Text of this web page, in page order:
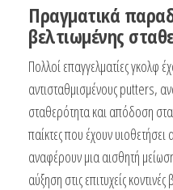
Πραγματικά
βελτιωμένης
Πολλοί επαγγελματίες γκολφ
αντισταθμισμένους putters,
σταθερότητα και απόδοση
παίκτες που έχουν
αναφέρουν μια αισθητή
αύξηση στις επιτυχείς κοντινές